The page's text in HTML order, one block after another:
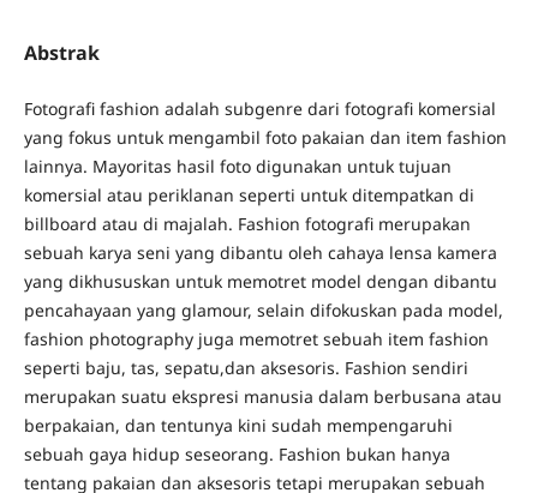
Abstrak
Fotografi fashion adalah subgenre dari fotografi komersial
yang fokus untuk mengambil foto pakaian dan item fashion
lainnya. Mayoritas hasil foto digunakan untuk tujuan
komersial atau periklanan seperti untuk ditempatkan di
billboard atau di majalah. Fashion fotografi merupakan
sebuah karya seni yang dibantu oleh cahaya lensa kamera
yang dikhususkan untuk memotret model dengan dibantu
pencahayaan yang glamour, selain difokuskan pada model,
fashion photography juga memotret sebuah item fashion
seperti baju, tas, sepatu,dan aksesoris. Fashion sendiri
merupakan suatu ekspresi manusia dalam berbusana atau
berpakaian, dan tentunya kini sudah mempengaruhi
sebuah gaya hidup seseorang. Fashion bukan hanya
tentang pakaian dan aksesoris tetapi merupakan sebuah